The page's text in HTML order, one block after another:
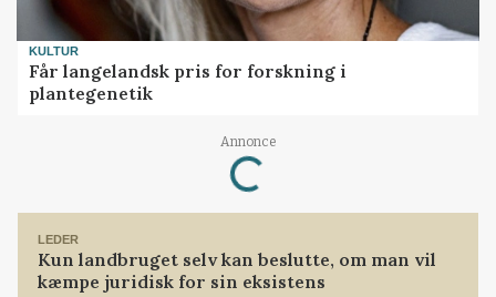
KULTUR
Får langelandsk pris for forskning i
plantegenetik
Annonce
Loading...
LEDER
Kun landbruget selv kan beslutte, om man vil
kæmpe juridisk for sin eksistens